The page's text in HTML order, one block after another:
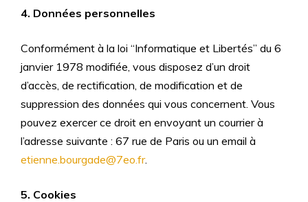
4. Données personnelles
Conformément à la loi “Informatique et Libertés” du 6
janvier 1978 modifiée, vous disposez d’un droit
d’accès, de rectification, de modification et de
suppression des données qui vous concernent. Vous
pouvez exercer ce droit en envoyant un courrier à
l’adresse suivante : 67 rue de Paris ou un email à
etienne.bourgade@7eo.fr.
5. Cookies